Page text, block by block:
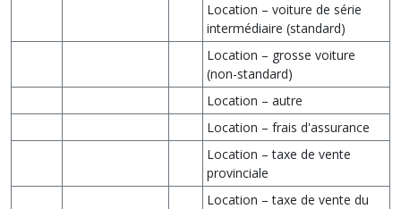
Location – voiture de série
intermédiaire (standard)
Location – grosse voiture
(non-standard)
Location – autre
Location – frais d'assurance
Location – taxe de vente
provinciale
Location – taxe de vente du